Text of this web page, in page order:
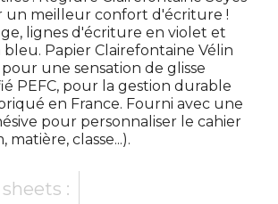
un meilleur confort d'écriture !
lignes d'écriture en violet et
Papier Clairefontaine Vélin
une sensation de glisse
PEFC, pour la gestion durable
en France. Fourni avec une
pour personnaliser le cahier
matière, classe...).
: